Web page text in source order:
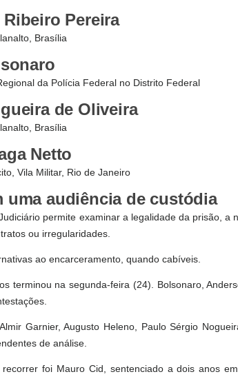
Pereira
Brasília
da Polícia Federal no Distrito Federal
de Oliveira
Brasília
Netto
Vila Militar, Rio de Janeiro
uma audiência de custódia
permite examinar a legalidade da prisão, a
ou irregularidades.
ao encarceramento, quando cabíveis.
terminou na segunda-feira (24). Bolsonaro,
Garnier, Augusto Heleno, Paulo Sérgio
de análise.
foi Mauro Cid, sentenciado a dois anos